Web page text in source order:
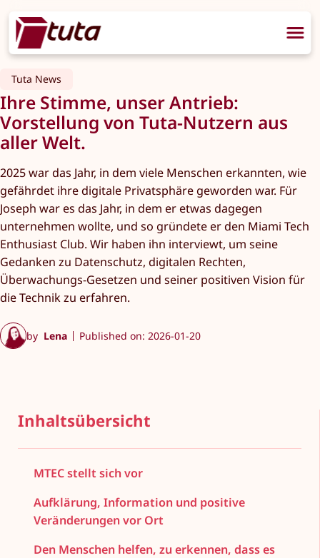
Tuta News
Ihre Stimme, unser Antrieb:
Vorstellung von Tuta-Nutzern aus
aller Welt.
2025 war das Jahr, in dem viele Menschen erkannten, wie
gefährdet ihre digitale Privatsphäre geworden war. Für
Joseph war es das Jahr, in dem er etwas dagegen
unternehmen wollte, und so gründete er den Miami Tech
Enthusiast Club. Wir haben ihn interviewt, um seine
Gedanken zu Datenschutz, digitalen Rechten,
Überwachungs-Gesetzen und seiner positiven Vision für
die Technik zu erfahren.
by Lena Published on: 2026-01-20
Inhaltsübersicht
MTEC stellt sich vor
Aufklärung, Information und positive
Veränderungen vor Ort
Den Menschen helfen, zu erkennen, dass es